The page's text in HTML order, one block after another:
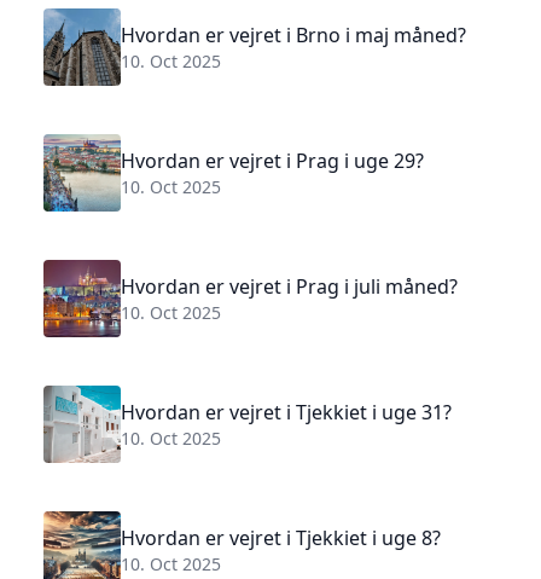
Hvordan er vejret i Brno i maj måned?
10. Oct 2025
Hvordan er vejret i Prag i uge 29?
10. Oct 2025
Hvordan er vejret i Prag i juli måned?
10. Oct 2025
Hvordan er vejret i Tjekkiet i uge 31?
10. Oct 2025
Hvordan er vejret i Tjekkiet i uge 8?
10. Oct 2025